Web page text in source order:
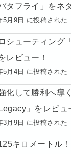
タフライ」をネ
5月9日 に投稿された
シューティング
レビュー！
5月4日 に投稿された
化して勝利へ導
」をレビュ
3月9日 に投稿された
キロメートル